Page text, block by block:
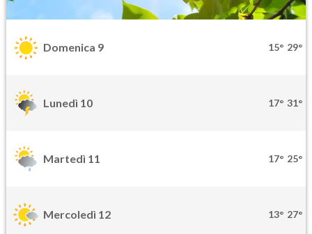
Domenica 9 15° 29°
Lunedì 10 17° 31°
Martedì 11 17° 25°
Mercoledì 12 13° 27°